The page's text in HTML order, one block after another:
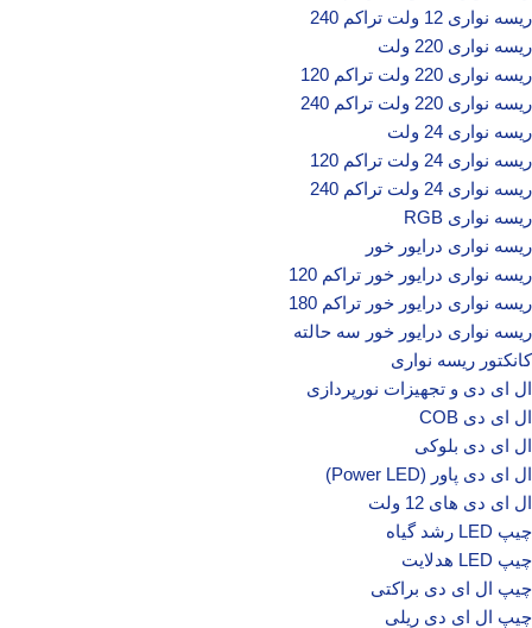
ریسه نواری 12 ولت تراکم 240
ریسه نواری 220 ولت
ریسه نواری 220 ولت تراکم 120
ریسه نواری 220 ولت تراکم 240
ریسه نواری 24 ولت
ریسه نواری 24 ولت تراکم 120
ریسه نواری 24 ولت تراکم 240
ریسه نواری RGB
ریسه نواری درایور خور
ریسه نواری درایور خور تراکم 120
ریسه نواری درایور خور تراکم 180
ریسه نواری درایور خور سه حالته
کانکتور ریسه نواری
ال‌ ای‌ دی و تجهیزات نورپردازی
ال ای دی COB
ال ای دی بلوکی
ال ای دی پاور (Power LED)
ال ای دی‌ های 12 ولت
چیپ‌ LED رشد گیاه
چیپ‌ LED هدلایت
چیپ ال ای دی براکتی
چیپ ال ای دی ریلی